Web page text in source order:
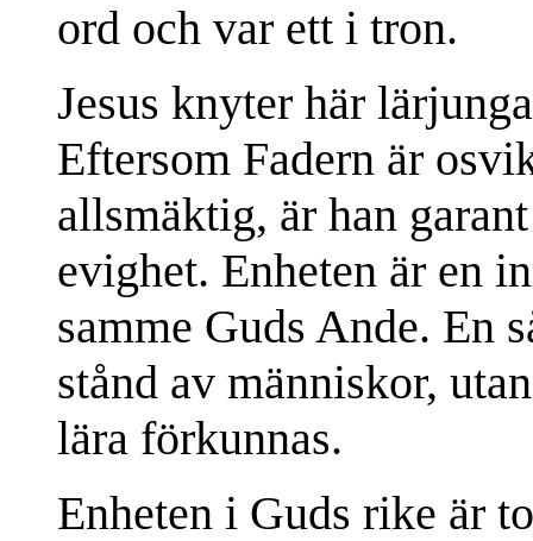
ord och var ett i tron.
Jesus knyter här
Eftersom Fadern är
allsmäktig, är han
evighet. Enheten är en
samme Guds Ande. En
stånd av människor,
lära förkunnas.
Enheten i Guds rike är